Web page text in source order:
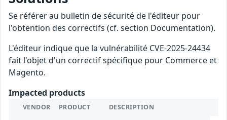
Se référer au bulletin de sécurité de l'éditeur pour
l'obtention des correctifs (cf. section Documentation).
L'éditeur indique que la vulnérabilité CVE-2025-24434
fait l'objet d'un correctif spécifique pour Commerce et
Magento.
Impacted products
VENDOR PRODUCT DESCRIPTION